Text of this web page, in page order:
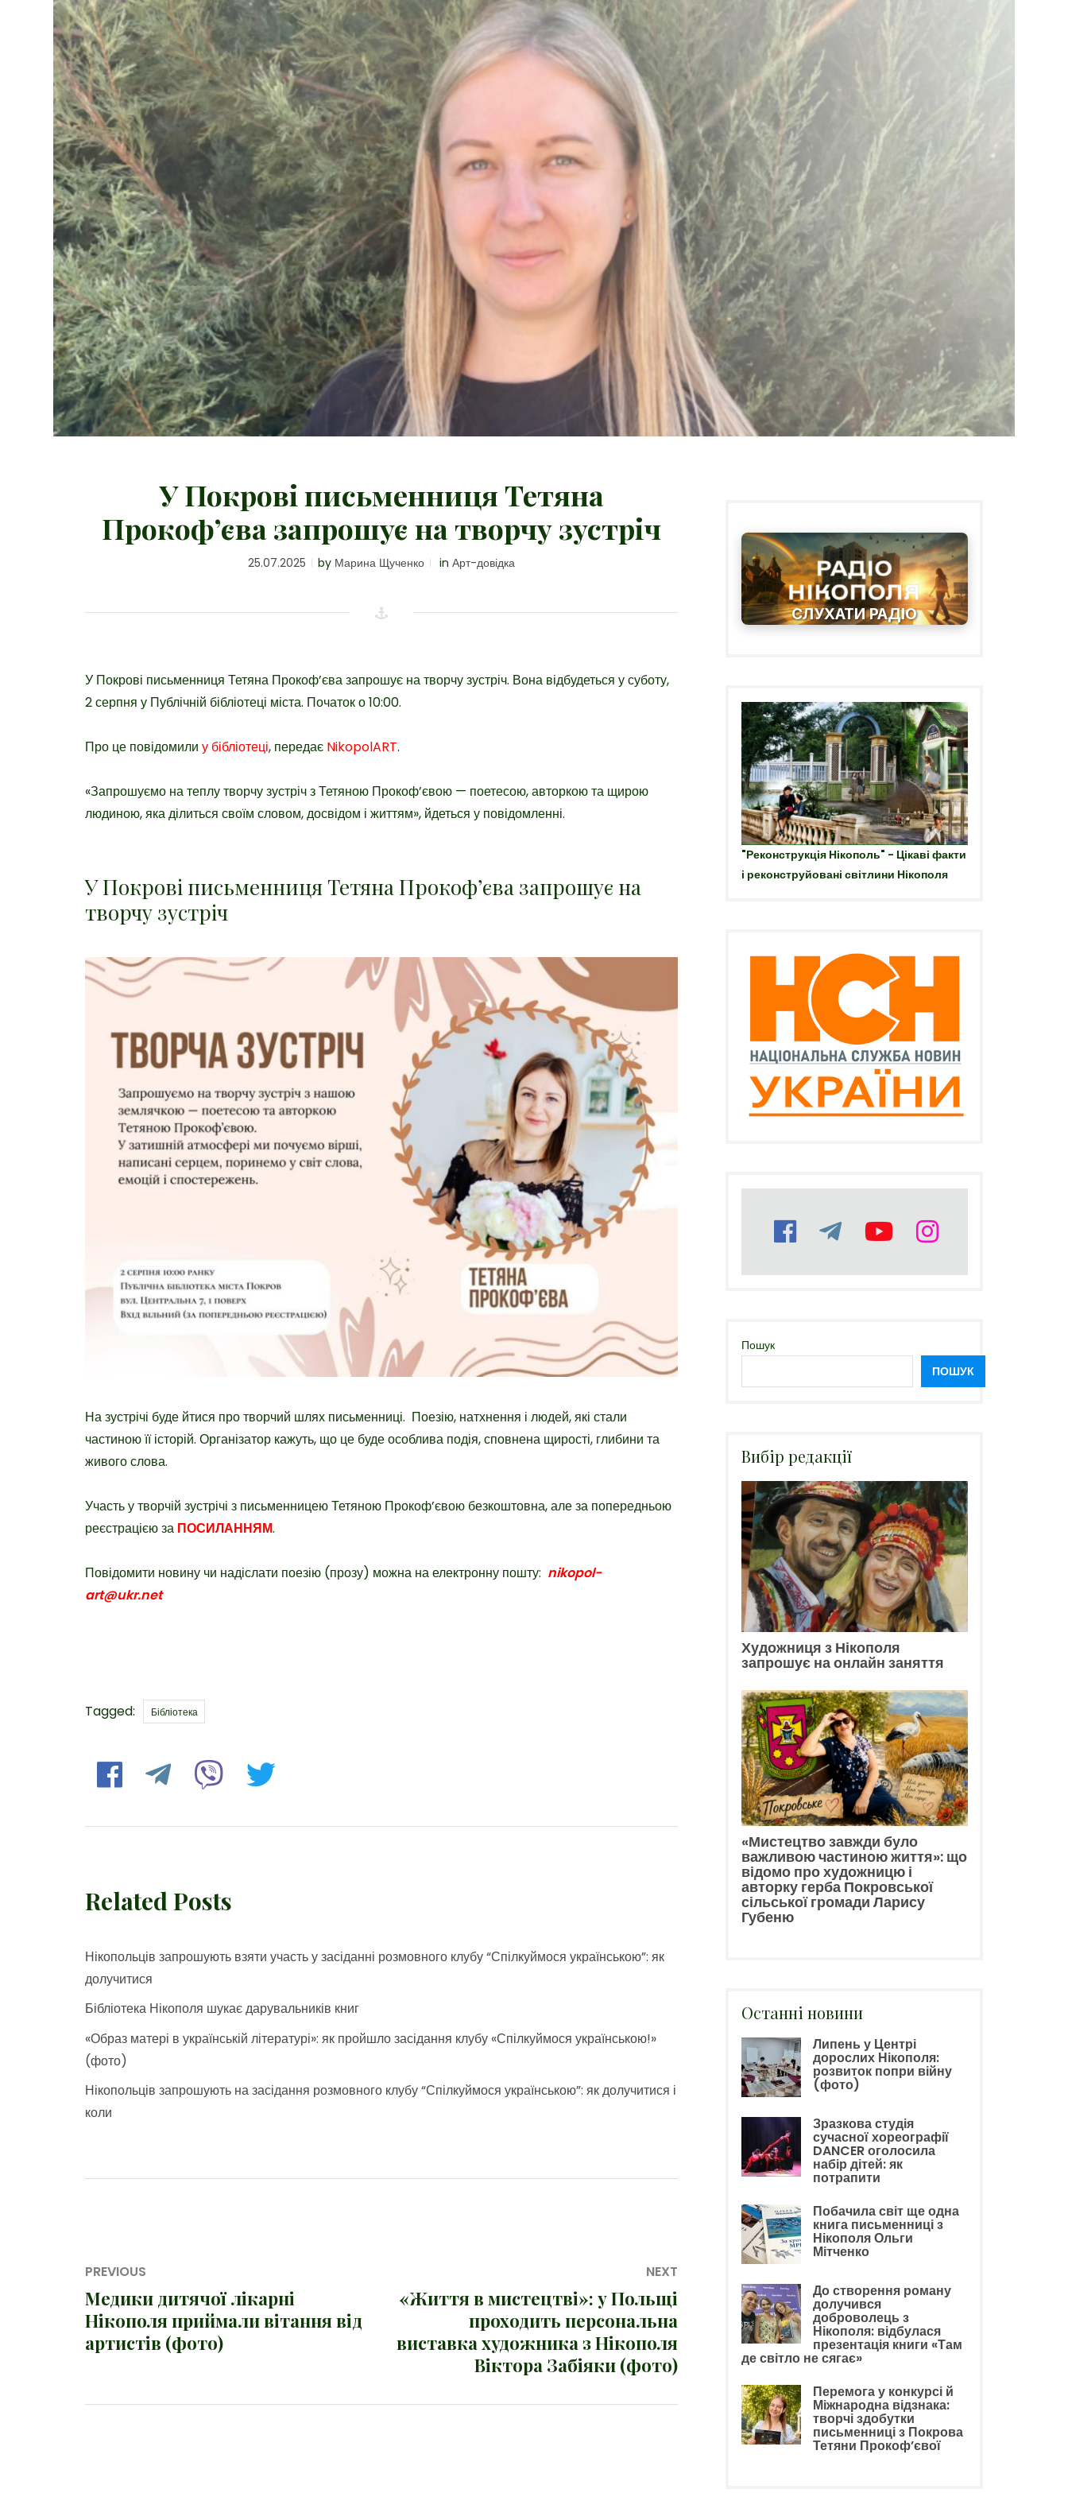
У Покрові письменниця Тетяна
Прокоф’єва запрошує на творчу зустріч
25.07.2025 by Марина Щученко inАрт-довідка
У Покрові письменниця Тетяна Прокоф’єва запрошує на творчу зустріч. Вона відбудеться у суботу,
2 серпня у Публічній бібліотеці міста. Початок о 10:00.
Про це повідомили у бібліотеці, передає NikopolART.
«Запрошуємо на теплу творчу зустріч з Тетяною Прокоф’євою — поетесою, авторкою та щирою
людиною, яка ділиться своїм словом, досвідом і життям», йдеться у повідомленні.
У Покрові письменниця Тетяна Прокоф’єва запрошує на
творчу зустріч
На зустрічі буде йтися про творчий шлях письменниці. Поезію, натхнення і людей, які стали
частиною її історій. Організатор кажуть, що це буде особлива подія, сповнена щирості, глибини та
живого слова.
Участь у творчій зустрічі з письменницею Тетяною Прокоф’євою безкоштовна, але за попередньою
реєстрацією за ПОСИЛАННЯМ.
Повідомити новину чи надіслати поезію (прозу) можна на електронну пошту: nikopol-
art@ukr.net
Tagged: Tags
Бібліотека
Related Posts
Нікопольців запрошують взяти участь у засіданні розмовного клубу “Спілкуймося українською”: як
долучитися
Бібліотека Нікополя шукає дарувальників книг
«Образ матері в українській літературі»: як пройшло засідання клубу «Спілкуймося українською!»
(фото)
Нікопольців запрошують на засідання розмовного клубу “Спілкуймося українською”: як долучитися і
коли
Навігація
записів
PREVIOUS
Previous
post:
Медики дитячої лікарні
Нікополя приймали вітання від
артистів (фото)
NEXT
Next
«Життя в мистецтві»: у Польщі
проходить персональна
виставка художника з Нікополя
Віктора Забіяки (фото)
СЛУХАТИ РАДІО
"Реконструкція Нікополь" - Цікаві факти
і реконструйовані світлини Нікополя
Пошук
ПОШУК
Вибір редакції
Художниця з Нікополя
запрошує на онлайн заняття
«Мистецтво завжди було
важливою частиною життя»: що
відомо про художницю і
авторку герба Покровської
сільської громади Ларису
Губеню
Останні новини
Липень у Центрі
дорослих Нікополя:
розвиток попри війну
(фото)
Зразкова студія
сучасної хореографії
DANCER оголосила
набір дітей: як
потрапити
Побачила світ ще одна
книга письменниці з
Нікополя Ольги
Мітченко
До створення роману
долучився
доброволець з
Нікополя: відбулася
презентація книги «Там
де світло не сягає»
Перемога у конкурсі й
Міжнародна відзнака:
творчі здобутки
письменниці з Покрова
Тетяни Прокоф’євої